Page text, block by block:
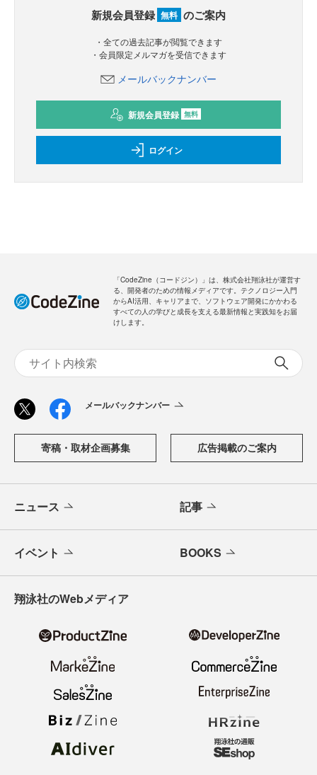
新規会員登録 無料 のご案内
・全ての過去記事が閲覧できます
・会員限定メルマガを受信できます
メールバックナンバー
新規会員登録 無料
ログイン
「CodeZine（コードジン）」は、株式会社翔泳社が運営す
る、開発者のための情報メディアです。テクノロジー入門
からAI活用、キャリアまで、ソフトウェア開発にかかわる
すべての人の学びと成長を支える最新情報と実践知をお届
けします。
メールバックナンバー
寄稿・取材企画募集 広告掲載のご案内
ニュース 記事
イベント BOOKS
翔泳社のWebメディア